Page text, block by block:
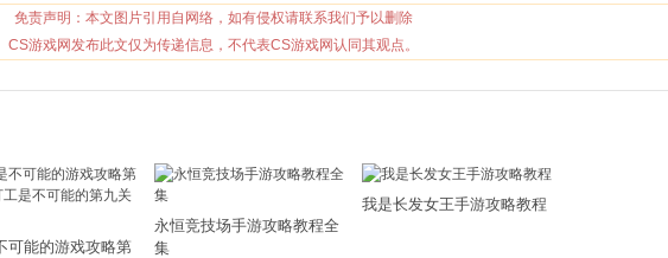
免责声明：本文图片引用自网络，如有侵权请联系我们予以删除
CS游戏网发布此文仅为传递信息，不代表CS游戏网认同其观点。
可能的游戏攻略第
永恒竞技场手游攻略教程全
集
我是长发女王手游攻略教程